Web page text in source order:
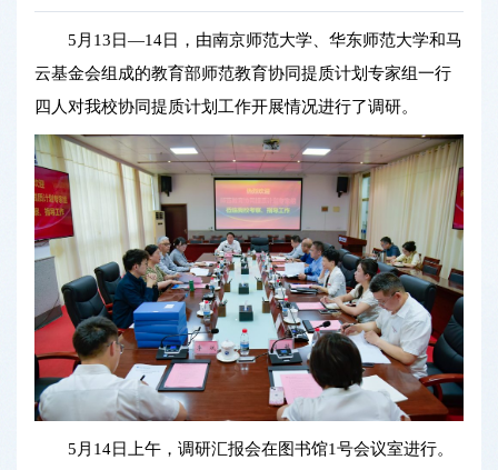
5月13日—14日，由南京师范大学、华东师范大学和马
云基金会组成的教育部师范教育协同提质计划专家组一行
四人对我校协同提质计划工作开展情况进行了调研。
5月14日上午，调研汇报会在图书馆1号会议室进行。